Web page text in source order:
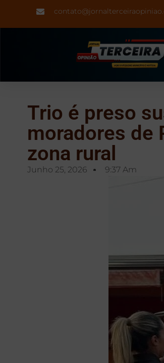
Trio é preso
moradores de
zona rural
Junho 25, 2026 9:37 Am